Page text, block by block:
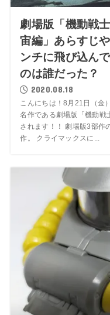
劇場版「機動戦
宙編」あらすじ
ンチに飛び込ん
のは誰だった？
2020.08.18
こんにちは！8月21日（金
名作である劇場版「機動戦
されます！！ 劇場版3部作
作。 クライマックスに...